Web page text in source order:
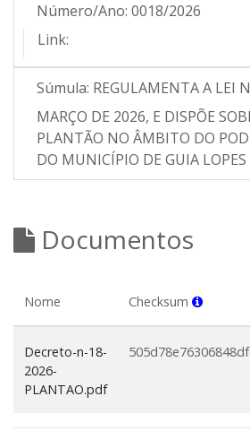
Número/Ano: 0018/2026
Link:
Súmula: REGULAMENTA A LEI
MARÇO DE 2026, E DISPÕE
PLANTÃO NO ÂMBITO DO
DO MUNICÍPIO DE GUIA
Documentos
Nome Checksum
Decreto-n-18-
2026-
PLANTAO.pdf